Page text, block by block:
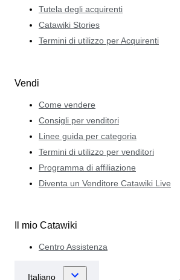
Tutela degli acquirenti
Catawiki Stories
Termini di utilizzo per Acquirenti
Vendi
Come vendere
Consigli per venditori
Linee guida per categoria
Termini di utilizzo per venditori
Programma di affiliazione
Diventa un Venditore Catawiki Live
Il mio Catawiki
Centro Assistenza